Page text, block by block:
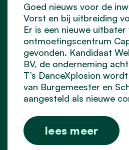
Goed nieuws voor de
Vorst en bij uitbreiding
Er is een nieuwe uitbater
ontmoetingscentrum
gevonden. Kandidaat
BV, de onderneming
T’s DanceXplosion
van Burgemeester en
aangesteld als nieuwe
lees meer